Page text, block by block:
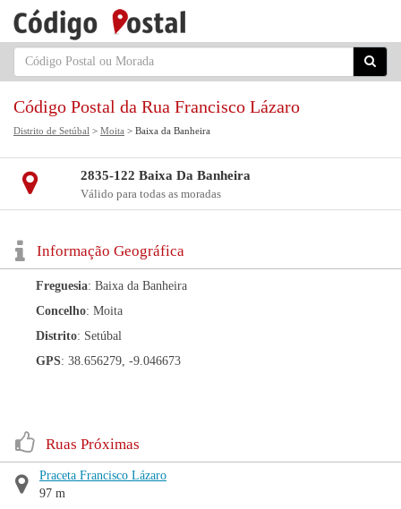
Código Postal da Rua Francisco Lázaro
Distrito de Setúbal > Moita > Baixa da Banheira
2835-122 Baixa Da Banheira
Válido para todas as moradas
Informação Geográfica
Freguesia: Baixa da Banheira
Concelho: Moita
Distrito: Setúbal
GPS: 38.656279, -9.046673
Ruas Próximas
Praceta Francisco Lázaro
97 m